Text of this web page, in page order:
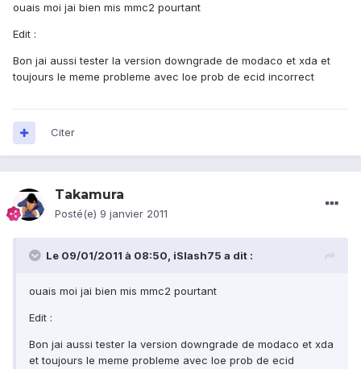
ouais moi jai bien mis mmc2 pourtant
Edit :
Bon jai aussi tester la version downgrade de modaco et xda et
toujours le meme probleme avec loe prob de ecid incorrect
Citer
Takamura
Posté(e) 9 janvier 2011
Le 09/01/2011 à 08:50, iSlash75 a dit :
ouais moi jai bien mis mmc2 pourtant
Edit :
Bon jai aussi tester la version downgrade de modaco et xda
et toujours le meme probleme avec loe prob de ecid